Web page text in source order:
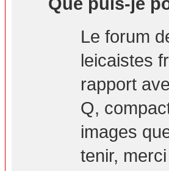
Le forum
leicaistes
rapport
Q,
images
tenir,